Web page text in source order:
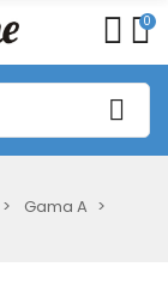
0
Gama A